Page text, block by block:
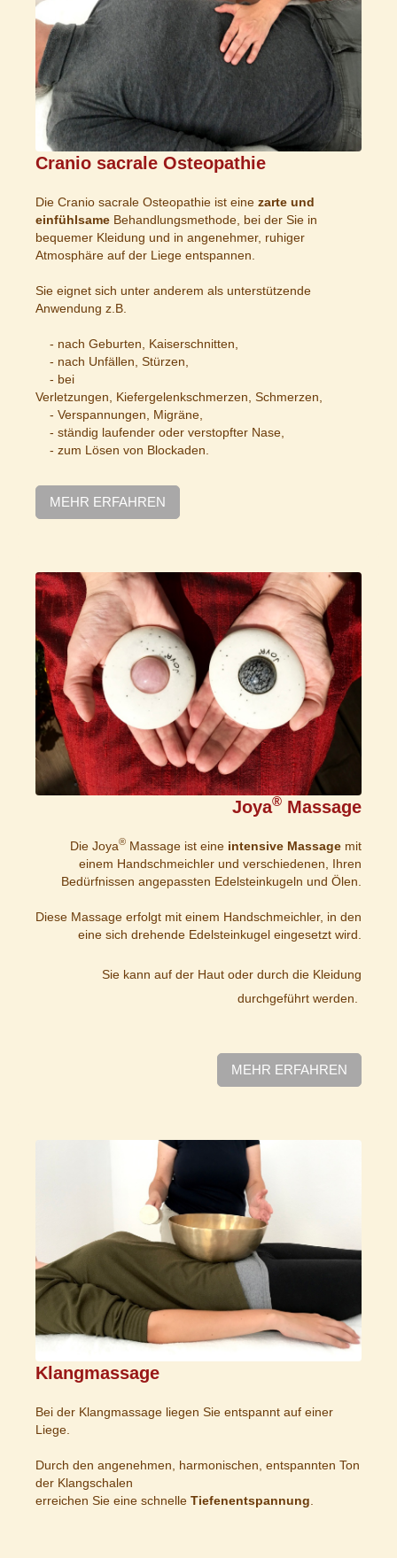
Cranio sacrale Osteopathie
Die Cranio sacrale Osteopathie ist eine zarte und
einfühlsame Behandlungsmethode, bei der Sie in
bequemer Kleidung und in angenehmer, ruhiger
Atmosphäre auf der Liege entspannen.
Sie eignet sich unter anderem als unterstützende
Anwendung z.B.
- nach Geburten, Kaiserschnitten,
- nach Unfällen, Stürzen,
- bei
Verletzungen, Kiefergelenkschmerzen, Schmerzen,
- Verspannungen, Migräne,
- ständig laufender oder verstopfter Nase,
- zum Lösen von Blockaden.
MEHR ERFAHREN
Joya® Massage
Die Joya® Massage ist eine intensive Massage mit
einem Handschmeichler und verschiedenen, Ihren
Bedürfnissen angepassten Edelsteinkugeln und Ölen.
Diese Massage erfolgt mit einem Handschmeichler, in den
eine sich drehende Edelsteinkugel eingesetzt wird.
Sie kann auf der Haut oder durch die Kleidung
durchgeführt werden.
MEHR ERFAHREN
Klangmassage
Bei der Klangmassage liegen Sie entspannt auf einer
Liege.
Durch den angenehmen, harmonischen, entspannten Ton
der Klangschalen
erreichen Sie eine schnelle Tiefenentspannung